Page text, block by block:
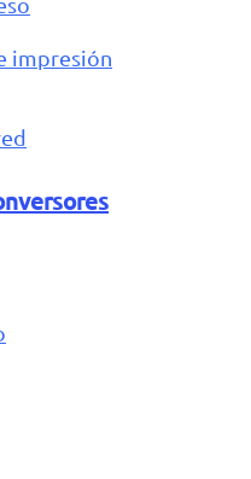
impresión